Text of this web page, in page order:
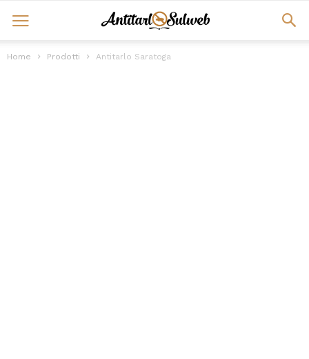
Home Prodotti Antitarlo Saratoga